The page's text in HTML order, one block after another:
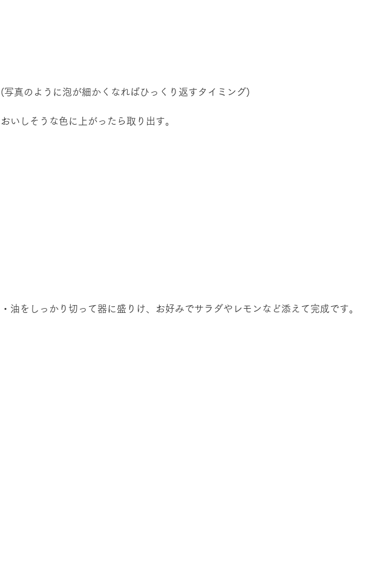
(写真のように泡が細かくなればひっくり返すタイミング)
おいしそうな色に上がったら取り出す。
・油をしっかり切って器に盛りけ、お好みでサラダやレモンなど添えて完成です。